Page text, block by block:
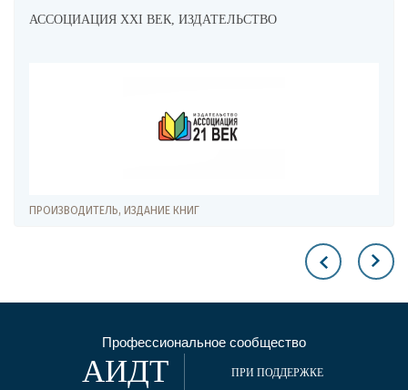
АССОЦИАЦИЯ XXI ВЕК, ИЗДАТЕЛЬСТВО
ПРОИЗВОДИТЕЛЬ, ИЗДАНИЕ КНИГ
Профессиональное сообщество
АИДТ ПРИ ПОДДЕРЖКЕ